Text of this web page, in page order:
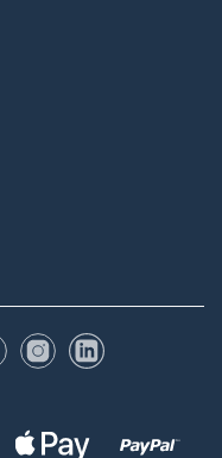
FacebookInstagram
LinkedIn